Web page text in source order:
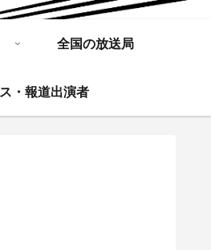
全国の放送局
・報道出演者